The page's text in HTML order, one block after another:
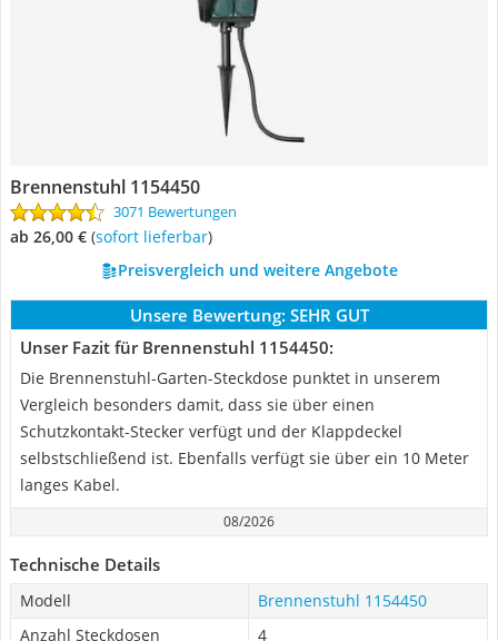
Brennenstuhl 1154450
3071 Bewertungen
ab 26,00 € ( Sofort lieferbar)
Preisvergleich und weitere Angebote
Unsere Bewertung: SEHR GUT
Unser Fazit für Brennenstuhl 1154450:
Die Brennenstuhl-Garten-Steckdose punktet in unserem
Vergleich besonders damit, dass sie über einen
Schutzkontakt-Stecker verfügt und der Klappdeckel
selbstschließend ist. Ebenfalls verfügt sie über ein 10 Meter
langes Kabel.
08/2026
Technische Details
Modell
Brennenstuhl 1154450
Anzahl Steckdosen
4